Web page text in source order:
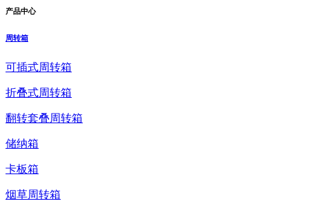
产品中心
周转箱
可插式周转箱
折叠式周转箱
翻转套叠周转箱
储纳箱
卡板箱
烟草周转箱